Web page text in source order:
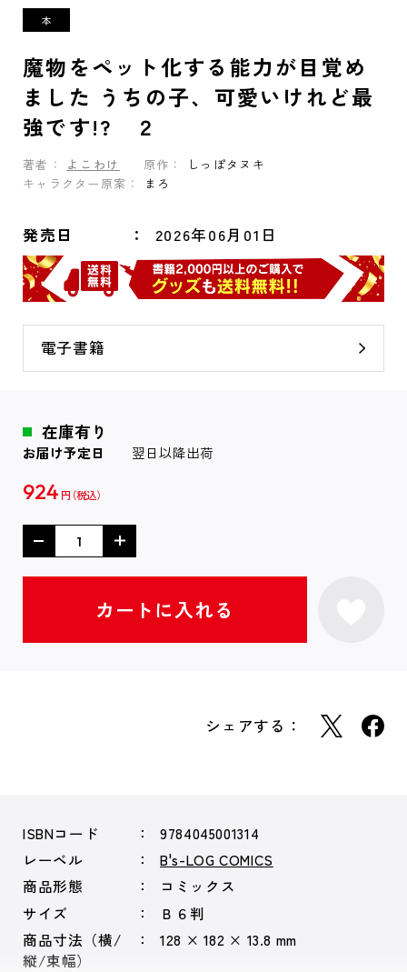
魔物をペット化する能力が目覚め
ました うちの子、可愛いけれど最
強です!? ２
著者： よこわけ 原作：
しっぽタヌキ
キャラクター原案：
まろ
発売日 2026年06月01日
電子書籍
在庫有り
お届け予定日 翌日以降出荷
924 円
シェアする：
ISBNコード
9784045001314
レーベル
B's-LOG COMICS
商品形態
コミックス
サイズ
Ｂ６判
商品寸法（横/
縦/束幅）
128 × 182 × 13.8 mm